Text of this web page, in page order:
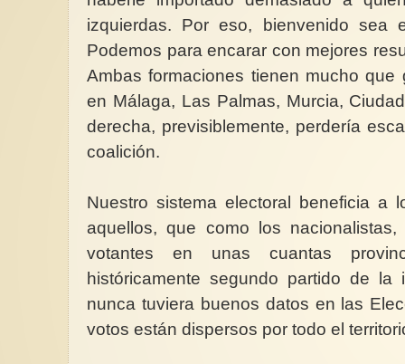
izquierdas. Por eso, bienvenido
Podemos para encarar con mejores
Ambas formaciones tienen mucho que
en Málaga, Las Palmas, Murcia,
derecha, previsiblemente, perdería
coalición.
Nuestro sistema electoral beneficia a
aquellos, que como los
votantes en unas cuantas
históricamente segundo partido de
nunca tuviera buenos datos en las
votos están dispersos por todo el
NotiMujeres: 15 de
marzo, memoria
Cada año, febrero y
convocan a la
no...